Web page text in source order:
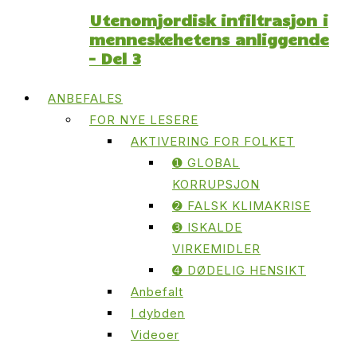
Utenomjordisk infiltrasjon i
menneskehetens anliggende
– Del 3
ANBEFALES
FOR NYE LESERE
AKTIVERING FOR FOLKET
➊ GLOBAL
KORRUPSJON
➋ FALSK KLIMAKRISE
➌ ISKALDE
VIRKEMIDLER
➍ DØDELIG HENSIKT
Anbefalt
I dybden
Videoer